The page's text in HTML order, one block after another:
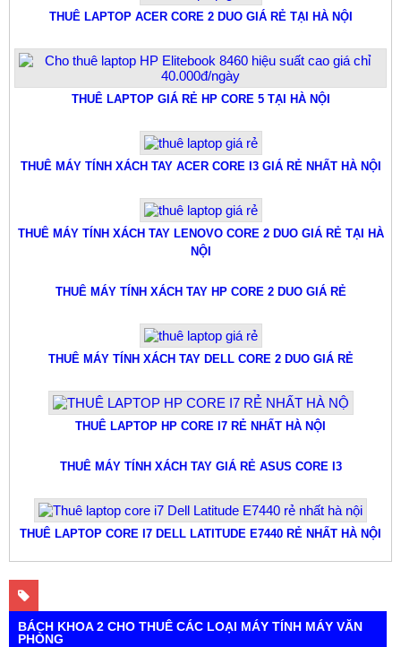
THUÊ LAPTOP ACER CORE 2 DUO GIÁ RẺ TẠI HÀ NỘI
THUÊ LAPTOP GIÁ RẺ HP CORE 5 TẠI HÀ NỘI
THUÊ MÁY TÍNH XÁCH TAY ACER CORE I3 GIÁ RẺ NHẤT HÀ NỘI
THUÊ MÁY TÍNH XÁCH TAY LENOVO CORE 2 DUO GIÁ RẺ TẠI HÀ
NỘI
THUÊ MÁY TÍNH XÁCH TAY HP CORE 2 DUO GIÁ RẺ
THUÊ MÁY TÍNH XÁCH TAY DELL CORE 2 DUO GIÁ RẺ
THUÊ LAPTOP HP CORE I7 RẺ NHẤT HÀ NỘI
THUÊ MÁY TÍNH XÁCH TAY GIÁ RẺ ASUS CORE I3
THUÊ LAPTOP CORE I7 DELL LATITUDE E7440 RẺ NHẤT HÀ NỘI
BÁCH KHOA 2 CHO THUÊ CÁC LOẠI MÁY TÍNH MÁY VĂN
PHÒNG